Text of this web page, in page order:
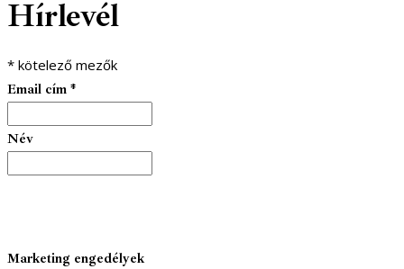
Hírlevél
* kötelező mezők
Email cím *
Név
Marketing engedélyek